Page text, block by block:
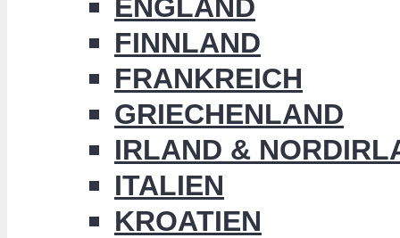
ENGLAND
FINNLAND
FRANKREICH
GRIECHENLAND
IRLAND &
ITALIEN
KROATIEN